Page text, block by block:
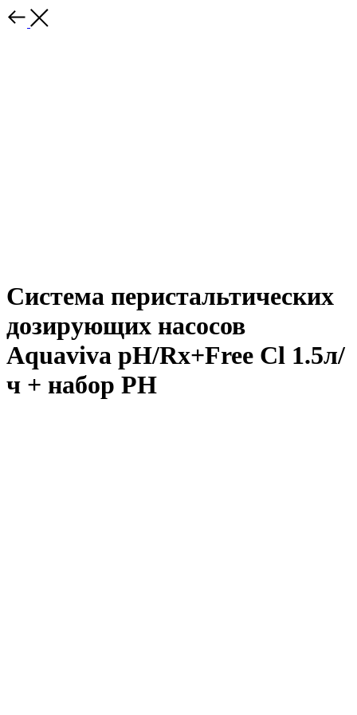
Система перистальтических
дозирующих насосов
Aquaviva pH/Rx+Free Cl 1.5л/
ч + набор PH